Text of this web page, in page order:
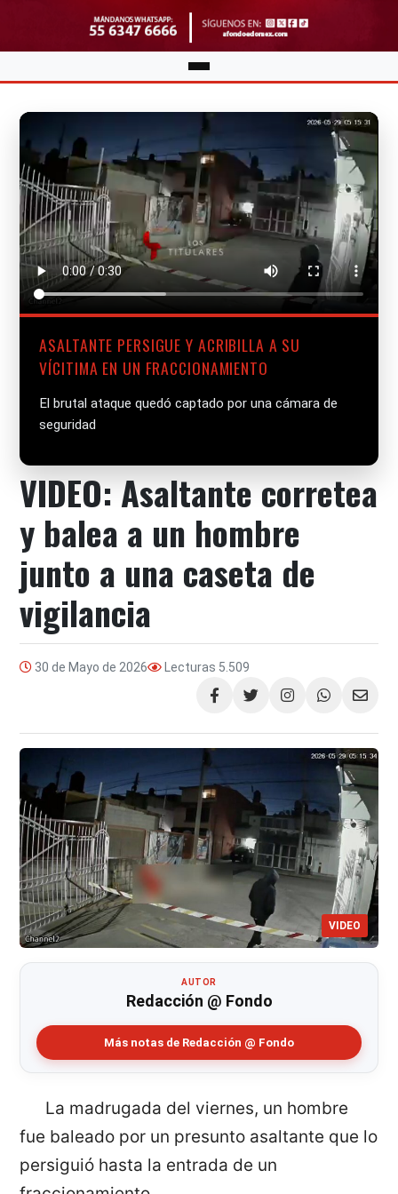
ASALTANTE PERSIGUE Y ACRIBILLA A SU
VÍCITIMA EN UN FRACCIONAMIENTO
El brutal ataque quedó captado por una cámara de
seguridad
VIDEO: Asaltante corretea
y balea a un hombre
junto a una caseta de
vigilancia
30 de Mayo de 2026 Lecturas 5.509
Compartir
VIDEO
AUTOR
Redacción @ Fondo
Más notas de Redacción @ Fondo
La madrugada del viernes, un hombre
fue baleado por un presunto asaltante que lo
persiguió hasta la entrada de un